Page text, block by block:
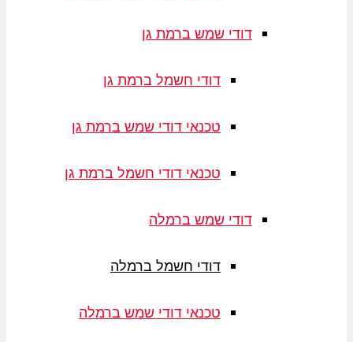
דודי שמש ברמת גן
דודי חשמל ברמת גן
טכנאי דודי שמש ברמת גן
טכנאי דודי חשמל ברמת גן
דודי שמש ברמלה
דודי חשמל ברמלה
טכנאי דודי שמש ברמלה